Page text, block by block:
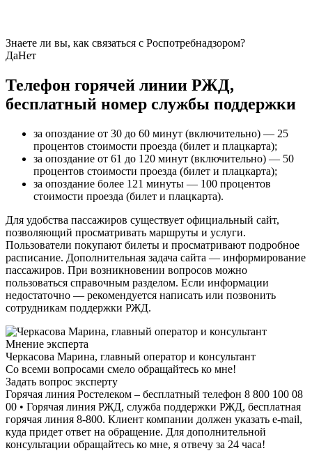
Знаете ли вы, как связаться с Роспотребнадзором?
ДаНет
Телефон горячей линии РЖД,
бесплатный номер службы поддержки
за опоздание от 30 до 60 минут (включительно) — 25
процентов стоимости проезда (билет и плацкарта);
за опоздание от 61 до 120 минут (включительно) — 50
процентов стоимости проезда (билет и плацкарта);
за опоздание более 121 минуты — 100 процентов
стоимости проезда (билет и плацкарта).
Для удобства пассажиров существует официальный сайт,
позволяющий просматривать маршруты и услуги.
Пользователи покупают билеты и просматривают подробное
расписание. Дополнительная задача сайта — информирование
пассажиров. При возникновении вопросов можно
пользоваться справочным разделом. Если информации
недостаточно — рекомендуется написать или позвонить
сотрудникам поддержки РЖД.
Мнение эксперта
Черкасова Марина, главный оператор и консультант
Со всеми вопросами смело обращайтесь ко мне!
Задать вопрос эксперту
Горячая линия Ростелеком – бесплатный телефон 8 800 100 08
00 • Горячая линия РЖД, служба поддержки РЖД, бесплатная
горячая линия 8-800. Клиент компании должен указать e-mail,
куда придет ответ на обращение. Для дополнительной
консультации обращайтесь ко мне, я отвечу за 24 часа!